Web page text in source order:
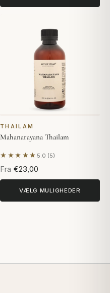
THAILAM
Mahanarayana Thailam
★★★★★ 5.0 (5)
Baseret på 5 anmeldelser
Fra €23,00
VÆLG MULIGHEDER